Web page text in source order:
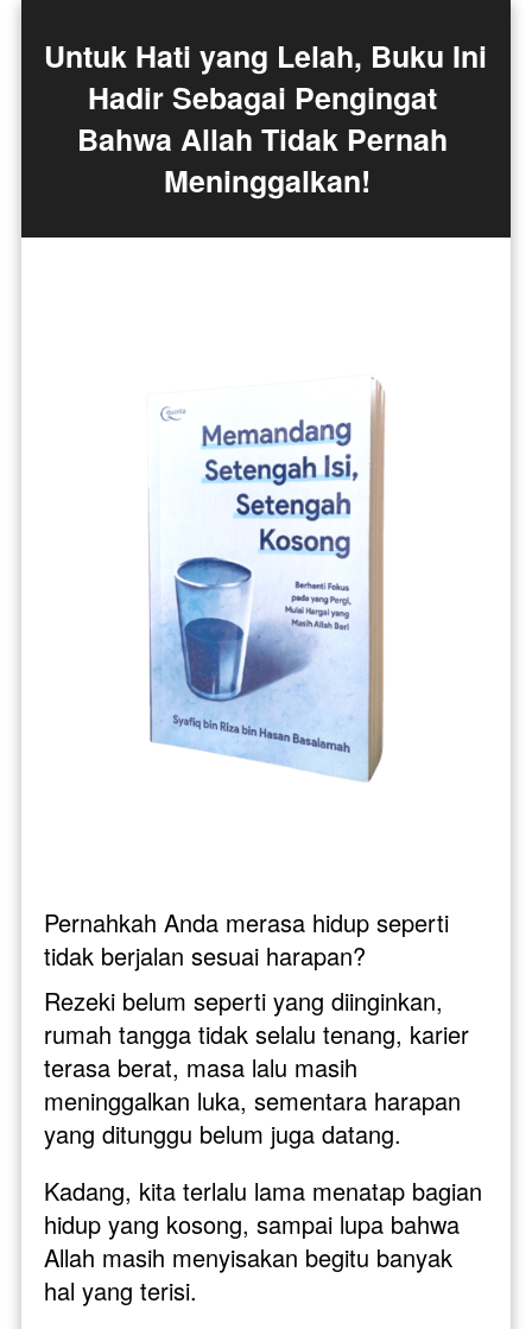
Untuk Hati yang Lelah, Buku Ini
Hadir Sebagai Pengingat
Bahwa Allah Tidak Pernah
Meninggalkan!
Pernahkah Anda merasa hidup seperti
tidak berjalan sesuai harapan?
Rezeki belum seperti yang diinginkan,
rumah tangga tidak selalu tenang, karier
terasa berat, masa lalu masih
meninggalkan luka, sementara harapan
yang ditunggu belum juga datang.
Kadang, kita terlalu lama menatap bagian
hidup yang kosong, sampai lupa bahwa
Allah masih menyisakan begitu banyak
hal yang terisi.